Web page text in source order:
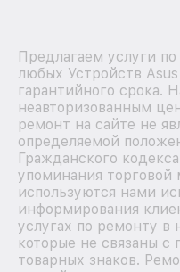
Предлагаем услуги
любых Устройств
гарантийного срока.
неавторизованным
ремонт на сайте не
определяемой
Гражданского
упоминания торговой
используются нами
информирования
услугах по ремонту в
которые не связаны с
товарных знаков.